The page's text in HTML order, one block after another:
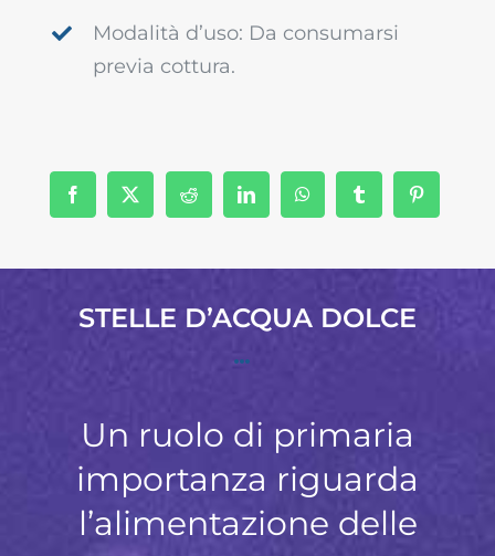
Modalità d’uso: Da consumarsi
previa cottura.
STELLE D’ACQUA DOLCE
Un ruolo di primaria
importanza riguarda
l’alimentazione delle